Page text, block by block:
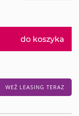
do koszyka
WEŹ LEASING TERAZ